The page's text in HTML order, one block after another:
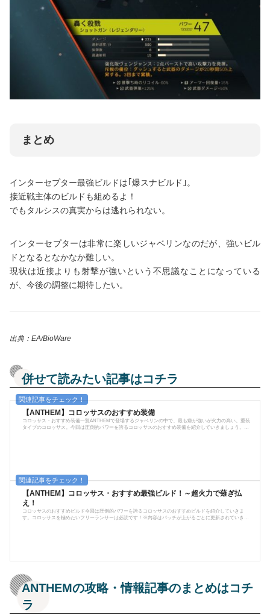
まとめ
インターセプター最強ビルドは｢爆スナビルド｣。
接近戦主体のビルドも組めるよ！
でもタルシスの真実からは逃れられない。
インターセプターは非常に楽しいジャベリンなのだが、強いビル
ドとなるとなかなか難しい。
現状は近接よりも射撃が強いという不思議なことになっている
が、今後の調整に期待したい。
出典：EA/BioWare
併せて読みたい記事はコチラ
【ANTHEM】コロッサスのおすすめ装備
コロッサス・おすすめ装備一覧ANTHEMで登場するジャベリンの中で、最も癖が強いが火力の高い、重装
タイプのコロッサス。今回は圧倒的パワーを誇るコロッサスのおすすめ装備を紹介していきましょう。コ
【ANTHEM】コロッサス・おすすめ最強ビルド！～超火力で薙ぎ払
え！
コロッサスのおすすめビルド今回は圧倒的パワーを誇るコロッサスのおすすめビルドを紹介していきま
す。コロッサスを極めたいフリーランサーは必読です！※内容はパッチが上がるごとに更新されていきま
ANTHEMの攻略・情報記事のまとめはコチ
ラ